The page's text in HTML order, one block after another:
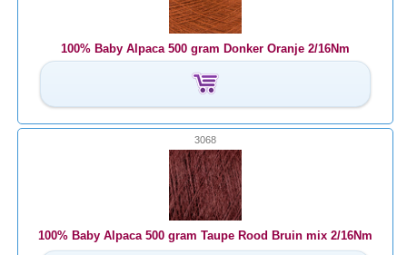
100% Baby Alpaca 500 gram Donker Oranje 2/16Nm
3068
100% Baby Alpaca 500 gram Taupe Rood Bruin mix 2/16Nm